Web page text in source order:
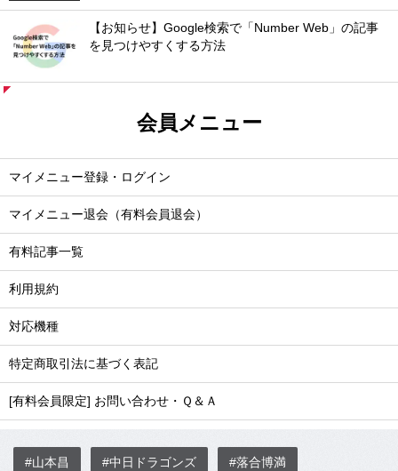
【お知らせ】Google検索で「Number Web」の記事
を見つけやすくする方法
会員メニュー
マイメニュー登録・ログイン
マイメニュー退会（有料会員退会）
有料記事一覧
利用規約
対応機種
特定商取引法に基づく表記
[有料会員限定] お問い合わせ・Ｑ＆Ａ
#山本昌 #中日ドラゴンズ #落合博満